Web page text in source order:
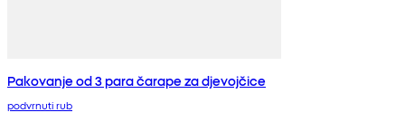
Pakovanje od 3 para čarape za djevojčice
podvrnuti rub